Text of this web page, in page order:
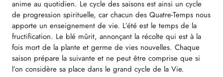
anime au quotidien. Le cycle des saisons est ainsi un cycle
de progression spirituelle, car chacun des Quatre-Temps nous
apporte un enseignement de vie. L’été est le temps de la
fructification. Le blé mûrit, annonçant la récolte qui est à la
fois mort de la plante et germe de vies nouvelles. Chaque
saison prépare la suivante et ne peut être comprise que si
l’on considère sa place dans le grand cycle de la Vie.